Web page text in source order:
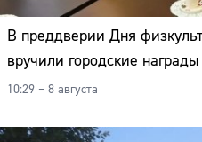
В преддверии Дня
вручили городские награды
10:29 – 8 августа